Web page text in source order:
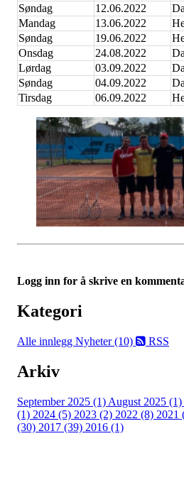
Søndag
12.06.2022
Mandag
13.06.2022
Søndag
19.06.2022
Onsdag
24.08.2022
Lørdag
03.09.2022
Søndag
04.09.2022
Tirsdag
06.09.2022
Logg inn for å skrive en
Kategori
Alle innlegg Nyheter (10) RSS
Arkiv
September 2025 (1) August 2025 (1)
(1) 2024 (5) 2023 (2) 2022 (8) 2021
(30) 2017 (39) 2016 (1)